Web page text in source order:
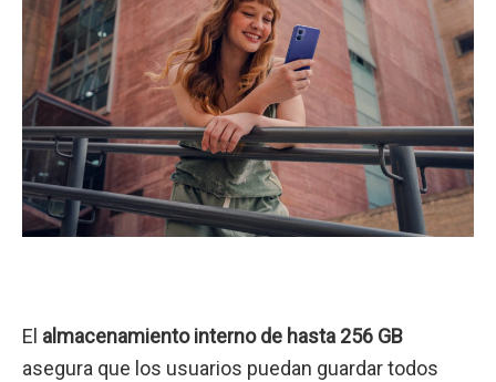
El almacenamiento interno de hasta 256 GB
asegura que los usuarios puedan guardar todos